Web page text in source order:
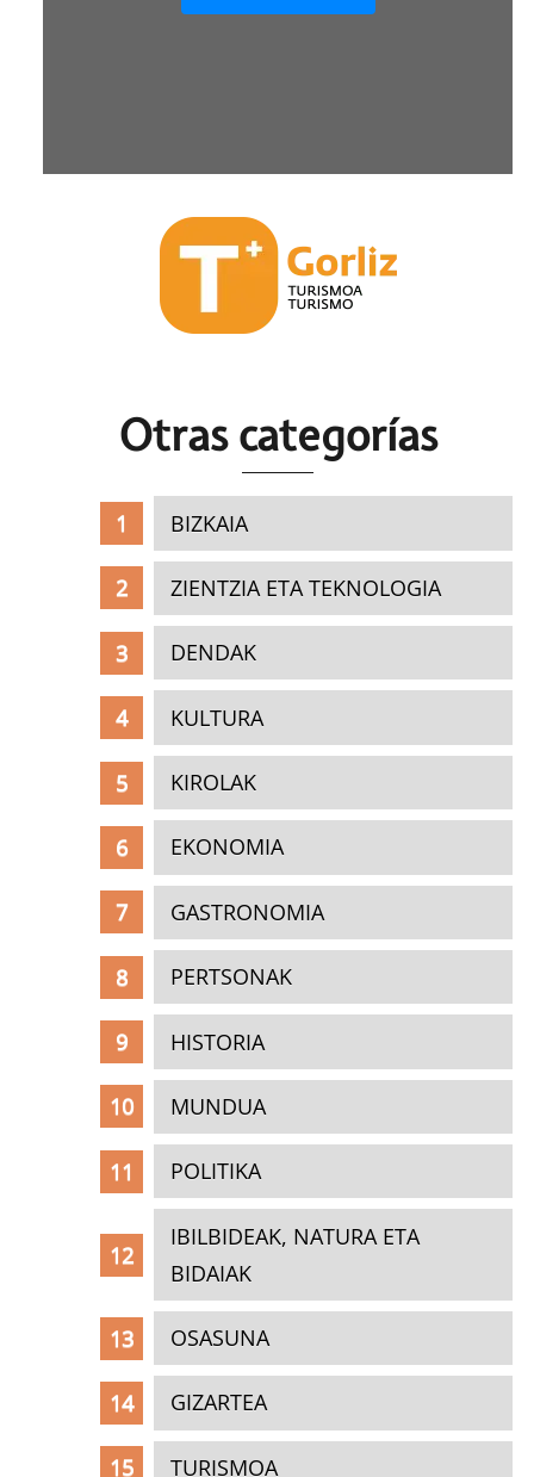
Otras categorías
BIZKAIA
ZIENTZIA ETA TEKNOLOGIA
DENDAK
KULTURA
KIROLAK
EKONOMIA
GASTRONOMIA
PERTSONAK
HISTORIA
MUNDUA
POLITIKA
IBILBIDEAK, NATURA ETA
BIDAIAK
OSASUNA
GIZARTEA
TURISMOA